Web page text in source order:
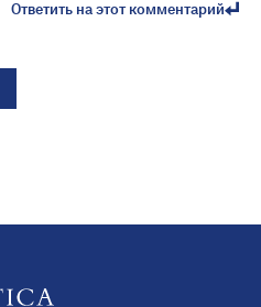
Ответить на этот комментарий